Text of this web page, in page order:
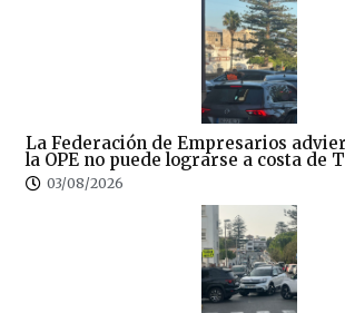
La Federación de Empresarios
la OPE no puede lograrse a costa de
03/08/2026